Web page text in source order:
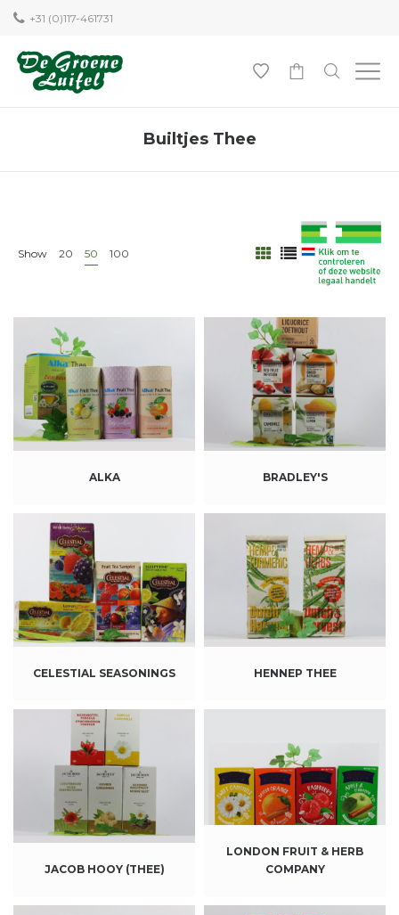
+31 (0)117-461731
Builtjes Thee
Show 20 50 100
ALKA BRADLEY'S
CELESTIAL SEASONINGS HENNEP THEE
JACOB HOOY (THEE)
LONDON FRUIT & HERB
COMPANY